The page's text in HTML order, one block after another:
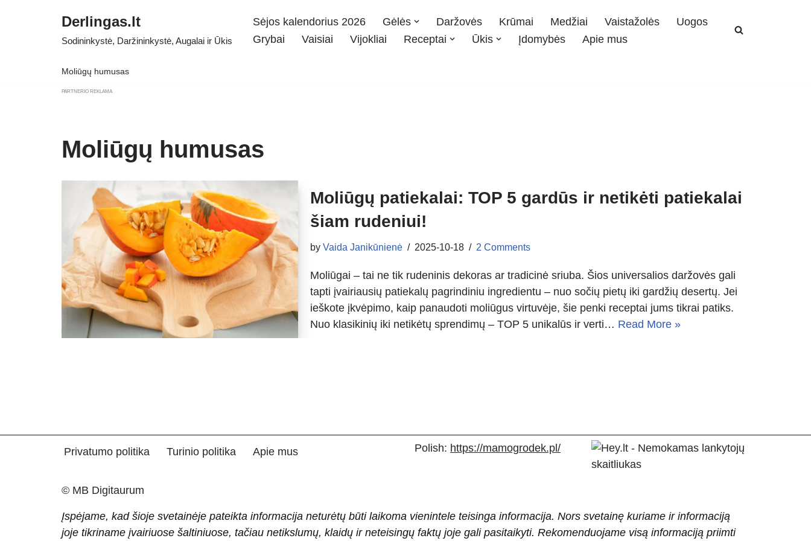
Derlingas.lt
Sodininkystė, Daržininkystė, Augalai ir Ūkis
Sėjos kalendorius 2026 Gėlės Daržovės Krūmai Medžiai Vaistažolės
Uogos
Grybai
Vaisiai Vijokliai Receptai Ūkis Įdomybės Apie mus
Moliūgų humusas
PARTNERIO REKLAMA
Moliūgų humusas
Moliūgų patiekalai: TOP 5 gardūs ir netikėti patiekalai
šiam rudeniui!
by Vaida Janikūnienė 2025-10-18 2 Comments
Moliūgai – tai ne tik rudeninis dekoras ar tradicinė sriuba. Šios universalios daržovės gali
tapti įvairiausių patiekalų pagrindiniu ingredientu – nuo sočių pietų iki gardžių desertų. Jei
ieškote įkvėpimo, kaip panaudoti moliūgus virtuvėje, šie penki receptai jums tikrai patiks.
Nuo klasikinių iki netikėtų sprendimų – TOP 5 unikalūs ir verti… Read More »
Privatumo politika Turinio politika Apie mus Polish: https://mamogrodek.pl/
© MB Digitaurum
Įspėjame, kad šioje svetainėje pateikta informacija neturėtų būti laikoma vienintele teisinga informacija. Nors svetainę kuriame ir informaciją
joje tikriname įvairiuose šaltiniuose, tačiau netikslumų, klaidų ir neteisingų faktų joje gali pasitaikyti. Rekomenduojame visą informaciją priimti